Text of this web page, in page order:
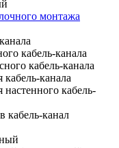
монтажа
кабель-канала
кабель-канала
канала
кабель-
кабель-канал